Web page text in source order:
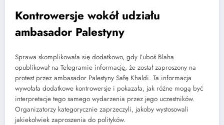
Kontrowersje wokół udziału
ambasador Palestyny
Sprawa skomplikowała się dodatkowo, gdy Ľuboš Blaha
opublikował na Telegramie informację, że został zaproszony na
protest przez ambasador Palestyny Safę Khaldi. Ta informacja
wywołała dodatkowe kontrowersje i pokazała, jak różne mogą być
interpretacje tego samego wydarzenia przez jego uczestników.
Organizatorzy kategorycznie zaprzeczyli, jakoby wystosowali
jakiekolwiek zaproszenia do polityków.